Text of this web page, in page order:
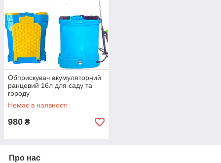
Обприскувач акумуляторний
ранцевий 16л для саду та
городу
Немає в наявності
980 ₴
Про нас